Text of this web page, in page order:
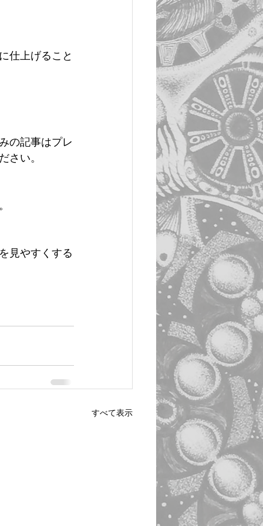
仕上げること
の記事はプレ
さい。
。
見やすくする
すべて表示